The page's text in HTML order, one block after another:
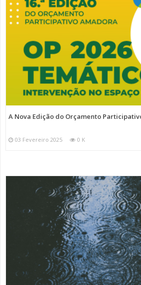
A Nova Edição do Orçamento
03 Fevereiro 2025 0 K